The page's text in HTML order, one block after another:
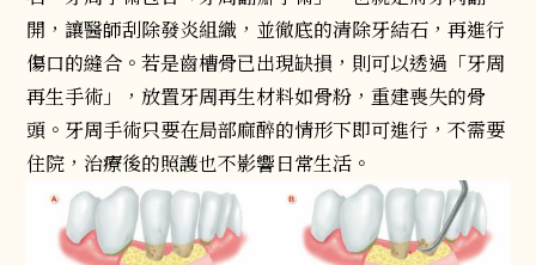
開，讓醫師刮除發炎組織，並徹底的清除牙結石，再進行
傷口的縫合。若是齒槽骨已出現缺損，則可以透過「牙周
再生手術」，放置牙周再生材料如骨粉，重建喪失的骨
頭。牙周手術只要在局部麻醉的情形下即可進行，不需要
住院，治療後的照護也不影響日常生活。